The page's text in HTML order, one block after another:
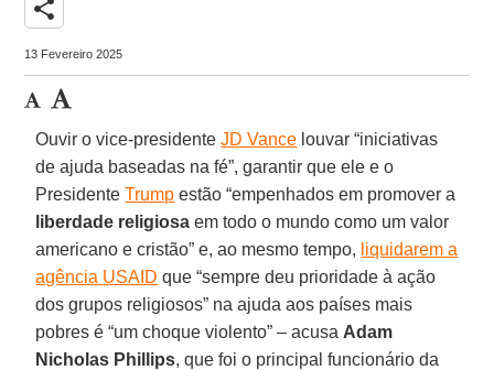
share
13 Fevereiro 2025
Ouvir o vice-presidenteJD Vance louvar “iniciativas
de ajuda baseadas na fé”, garantir que ele e o
PresidenteTrump estão “empenhados em promover a
liberdade religiosa em todo o mundo como um valor
americano e cristão” e, ao mesmo tempo, liquidarem a
agência USAID que “sempre deu prioridade à ação
dos grupos religiosos” na ajuda aos países mais
pobres é “um choque violento” – acusa Adam
Nicholas Phillips, que foi o principal funcionário da